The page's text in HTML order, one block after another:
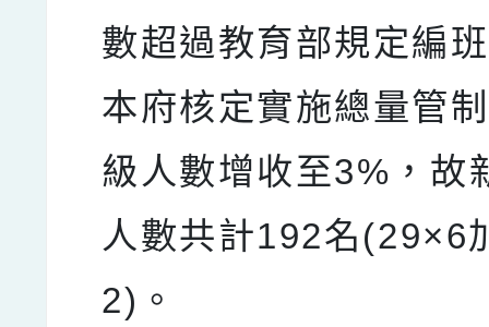
數超過教育部規定編
本府核定實施總量管
級人數增收至3%，故
人數共計192名(29×6
2)。